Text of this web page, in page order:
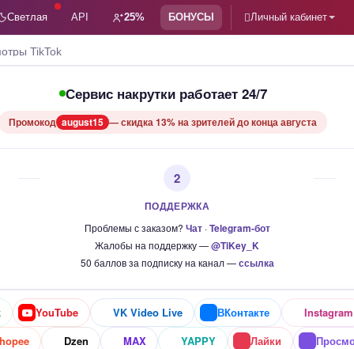
Светлая API 25% БОНУСЫ Личный кабинет
TikTok
Сервис накрутки работает 24/7
Промокод august15 — скидка 13% на зрителей до конца августа
2
ПОДДЕРЖКА
Проблемы с заказом? Чат·Telegram-бот
Жалобы на поддержку —@TiKey_K
50 баллов за подписку на канал —ссылка
YouTube VK Video Live ВКонтакте
Instagram
Dzen MAX YAPPY Лайки